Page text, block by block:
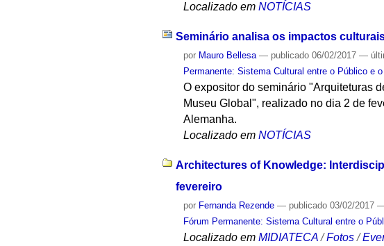
Localizado em NOTÍCIAS
Seminário analisa os impactos
por Mauro Bellesa — publicado 06/02/2017—
Permanente: Sistema Cultural entre o Público e
O expositor do seminário "Arquiteturas
Museu Global", realizado no dia 2 de
Alemanha.
Localizado em NOTÍCIAS
Architectures of Knowledge:
fevereiro
por Fernanda Rezende — publicado 03/02/2017
Fórum Permanente: Sistema Cultural entre o
Localizado em MIDIATECA /Fotos /